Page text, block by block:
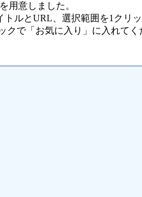
用意しました。
トルとURL、選択範囲を1クリ
クで「お気に入り」に入れてく